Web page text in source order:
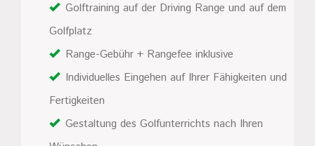
Golftraining auf der Driving Range und auf dem
Golfplatz
Range-Gebühr + Rangefee inklusive
Individuelles Eingehen auf Ihrer Fähigkeiten und
Fertigkeiten
Gestaltung des Golfunterrichts nach Ihren